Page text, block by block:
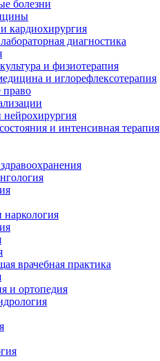
болезни
кардиохирургия
диагностика
и физиотерапия
и иглорефлексотерапия
нейрохирургия
и интенсивная терапия
врачебная практика
и ортопедия